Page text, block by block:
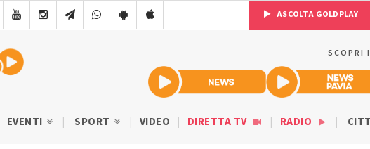
ASCOLTA GOLDPLAY
SCOPRI
EVENTI SPORT VIDEO DIRETTA TV RADIO